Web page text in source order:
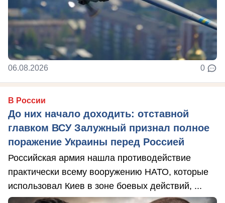
06.08.2026 0
В России
До них начало доходить: отставной
главком ВСУ Залужный признал полное
поражение Украины перед Россией
Российская армия нашла противодействие
практически всему вооружению НАТО, которые
использовал Киев в зоне боевых действий, ...